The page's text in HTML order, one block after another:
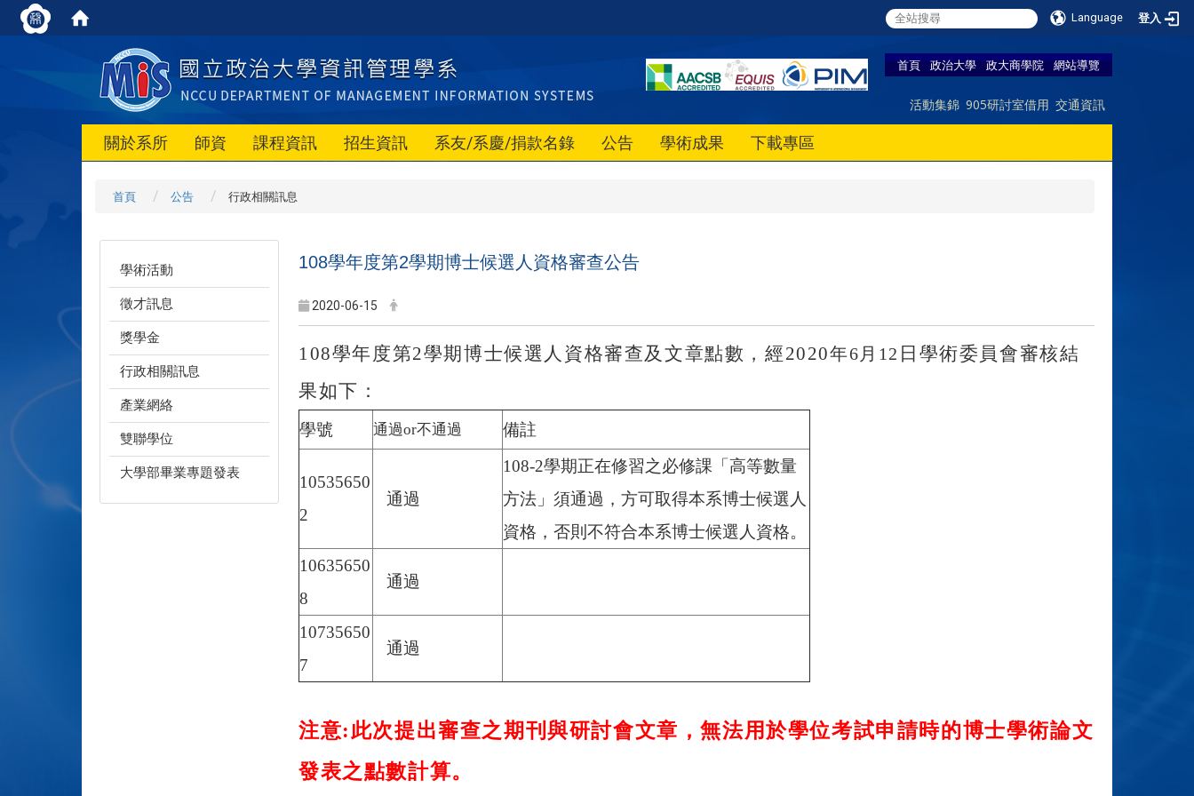
Language 登入
首頁 政治大學 政大商學院 網站導覽
活動集錦 905研討室借用 交通資訊
關於系所 師資 課程資訊 招生資訊 系友/系慶/捐款名錄 公告 學術成果 下載專區
首頁 公告 行政相關訊息
學術活動
徵才訊息
獎學金
行政相關訊息
產業網絡
雙聯學位
大學部畢業專題發表
108學年度第2學期博士候選人資格審查公告
2020-06-15
108學年度第2學期博士候選人資格審查及文章點數，經2020年6 月 12 日學術委員會審核結
果如下：
學號 通過or不通過 備註
10535650
2
通過
108-2學期正在修習之必修課「高等數量
方法」須通過，方可取得本系博士候選人
資格，否則不符合本系博士候選人資格。
10635650
8
通過
10735650
7
通過
注意:此次提出審查之期刊與研討會文章，無法用於學位考試申請時的博士學術論文
發表之點數計算。